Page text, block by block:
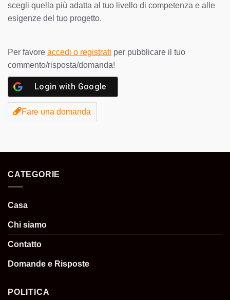
scegli quella più adatta al tuo livello di competenza e alle
esigenze del tuo progetto.
Per favore accedi o registrati per pubblicare il tuo
commento/risposta/domanda!
Login with Google
Fare una domanda
CATEGORIE
Casa
Chi siamo
Contatto
Domande e Risposte
POLITICA